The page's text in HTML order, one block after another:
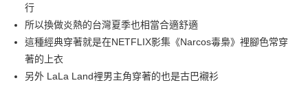
每筆NT$80，滿NT$1,000(含以上)免運費
付款後全家取貨
每筆NT$80，滿NT$1,000(含以上)免運費
行
所以換做炎熱的台灣夏季也相當合適舒適
這種經典穿著就是在NETFLIX影集《Narcos毒梟》裡腳色常穿
著的上衣
另外 LaLa Land裡男主角穿著的也是古巴襯衫